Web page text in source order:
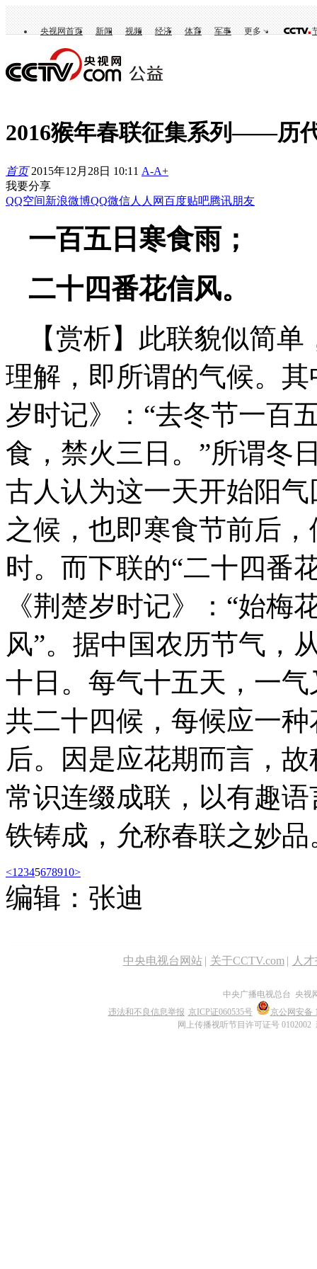
央视网首页 新闻 视频 经济 体育 军事 更多
2016猴年春联征集系列——历
首页 2015年12月28日 10:11 A-A+
我要分享
QQ空间新浪微博QQ微信人人网百度贴吧腾讯朋友
一百五日寒食雨；
二十四番花信风。
【赏析】此联貌似简
理解，即所谓的气候。
岁时记》：“去冬节一百
食，禁火三日。”所谓冬
古人认为这一天开始阳
之候，也即寒食节前后
时。而下联的“二十四番
《荆楚岁时记》：“始梅
风”。据中国农历节气，
十日。每气十五天，一
共二十四候，每候应一
后。因是应花期而言，
常识连缀成联，以有趣
铁铸成，允称春联之妙品
<1 2345678910>
编辑：张迪
中央电视台网站 | 关于CCTV.com | 人
中央广播电视总台 央视
违法和不良信息举报 京ICP证060535号
京公网安备
网上传播视听节目许可证号 0102002